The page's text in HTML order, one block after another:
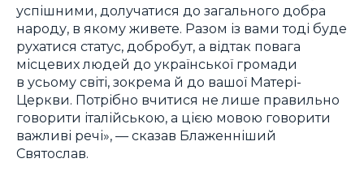
успішними, долучатися до загального добра
народу, в якому живете. Разом із вами тоді буде
рухатися статус, добробут, а відтак повага
місцевих людей до української громади
в усьому світі, зокрема й до вашої Матері-
Церкви. Потрібно вчитися не лише правильно
говорити італійською, а цією мовою говорити
важливі речі», — сказав Блаженніший
Святослав.